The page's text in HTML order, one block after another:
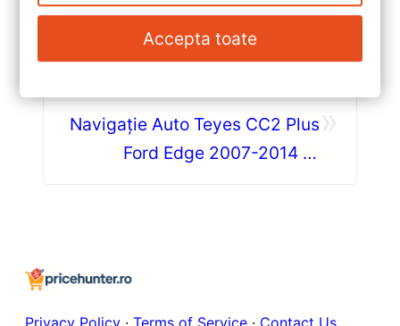
« Navigatie Auto Teyes CC3L
Suzuki Swift 6 2023-2024
Caracteristici, Păreri & Preț
Actualizat
Navigație Auto Teyes CC2 Plus
Ford Edge 2007-2014 —
Accepta toate